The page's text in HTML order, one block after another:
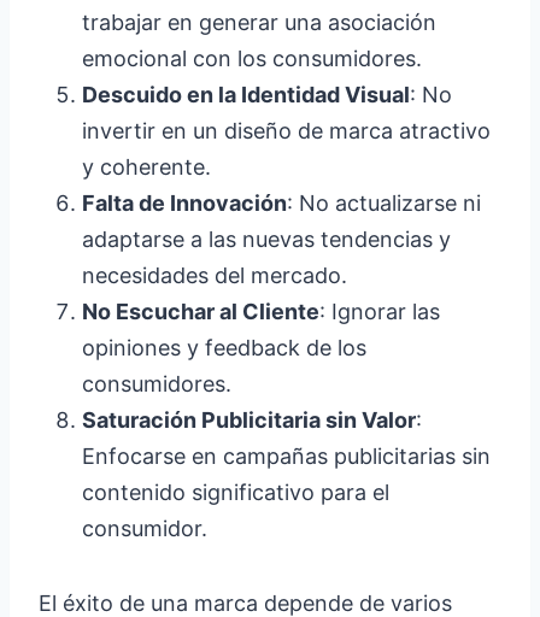
trabajar en generar una asociación
emocional con los consumidores.
Descuido en la Identidad Visual: No
invertir en un diseño de marca atractivo
y coherente.
Falta de Innovación: No actualizarse ni
adaptarse a las nuevas tendencias y
necesidades del mercado.
No Escuchar al Cliente: Ignorar las
opiniones y feedback de los
consumidores.
Saturación Publicitaria sin Valor:
Enfocarse en campañas publicitarias sin
contenido significativo para el
consumidor.
El éxito de una marca depende de varios